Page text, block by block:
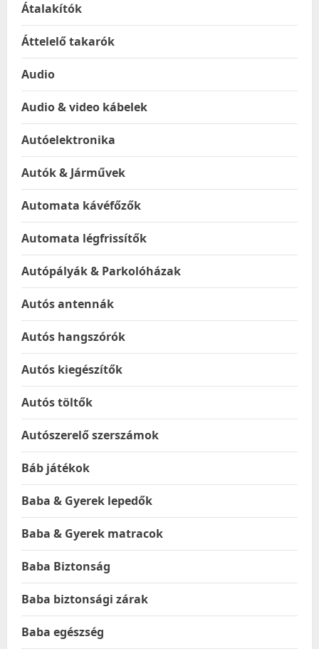
Átalakítók
Áttelelő takarók
Audio
Audio & video kábelek
Autóelektronika
Autók & Járművek
Automata kávéfőzők
Automata légfrissítők
Autópályák & Parkolóházak
Autós antennák
Autós hangszórók
Autós kiegészítők
Autós töltők
Autószerelő szerszámok
Báb játékok
Baba & Gyerek lepedők
Baba & Gyerek matracok
Baba Biztonság
Baba biztonsági zárak
Baba egészség